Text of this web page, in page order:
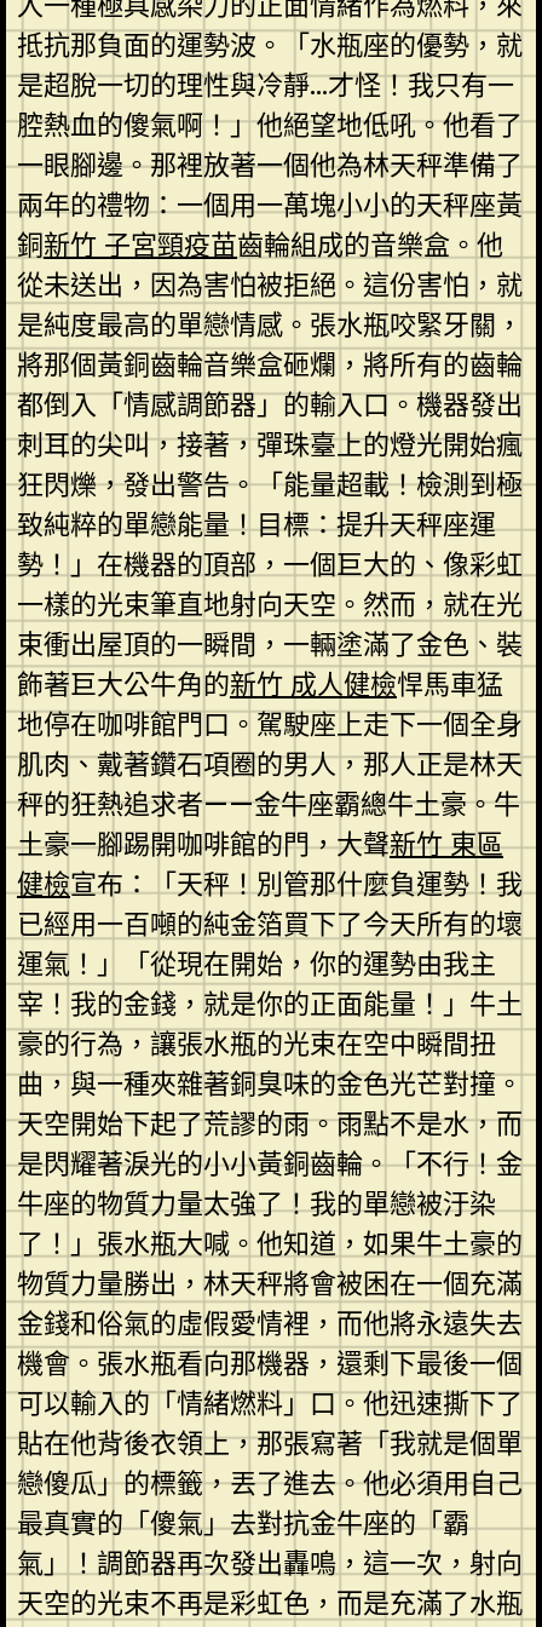
抵抗那負面的運勢波。「水瓶座的優勢，就
是超脫一切的理性與冷靜…才怪！我只有一
腔熱血的傻氣啊！」他絕望地低吼。他看了
一眼腳邊。那裡放著一個他為林天秤準備了
兩年的禮物：一個用一萬塊小小的天秤座黃
銅新竹 子宮頸疫苗齒輪組成的音樂盒。他
從未送出，因為害怕被拒絕。這份害怕，就
是純度最高的單戀情感。張水瓶咬緊牙關，
將那個黃銅齒輪音樂盒砸爛，將所有的齒輪
都倒入「情感調節器」的輸入口。機器發出
刺耳的尖叫，接著，彈珠臺上的燈光開始瘋
狂閃爍，發出警告。「能量超載！檢測到極
致純粹的單戀能量！目標：提升天秤座運
勢！」在機器的頂部，一個巨大的、像彩虹
一樣的光束筆直地射向天空。然而，就在光
束衝出屋頂的一瞬間，一輛塗滿了金色、裝
飾著巨大公牛角的新竹 成人健檢悍馬車猛
地停在咖啡館門口。駕駛座上走下一個全身
肌肉、戴著鑽石項圈的男人，那人正是林天
秤的狂熱追求者——金牛座霸總牛土豪。牛
土豪一腳踢開咖啡館的門，大聲新竹 東區
健檢宣布：「天秤！別管那什麼負運勢！我
已經用一百噸的純金箔買下了今天所有的壞
運氣！」「從現在開始，你的運勢由我主
宰！我的金錢，就是你的正面能量！」牛土
豪的行為，讓張水瓶的光束在空中瞬間扭
曲，與一種夾雜著銅臭味的金色光芒對撞。
天空開始下起了荒謬的雨。雨點不是水，而
是閃耀著淚光的小小黃銅齒輪。「不行！金
牛座的物質力量太強了！我的單戀被汙染
了！」張水瓶大喊。他知道，如果牛土豪的
物質力量勝出，林天秤將會被困在一個充滿
金錢和俗氣的虛假愛情裡，而他將永遠失去
機會。張水瓶看向那機器，還剩下最後一個
可以輸入的「情緒燃料」口。他迅速撕下了
貼在他背後衣領上，那張寫著「我就是個單
戀傻瓜」的標籤，丟了進去。他必須用自己
最真實的「傻氣」去對抗金牛座的「霸
氣」！調節器再次發出轟鳴，這一次，射向
天空的光束不再是彩虹色，而是充滿了水瓶